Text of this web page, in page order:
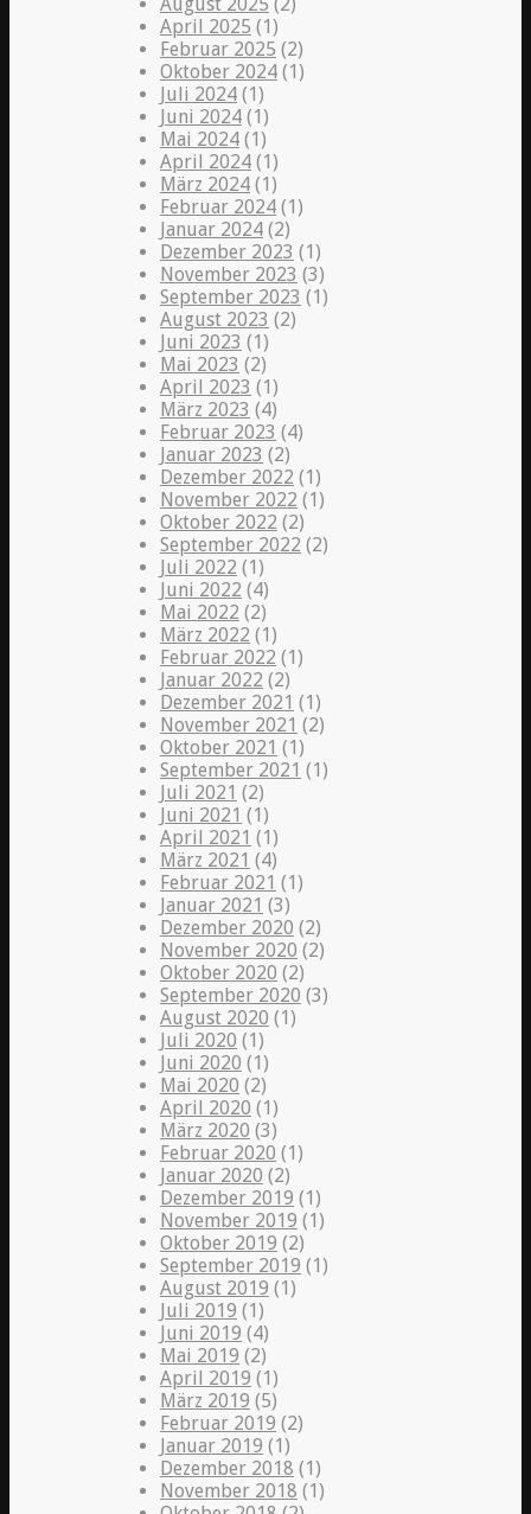
August 2025 (2)
April 2025 (1)
Februar 2025 (2)
Oktober 2024 (1)
Juli 2024 (1)
Juni 2024 (1)
Mai 2024 (1)
April 2024 (1)
März 2024 (1)
Februar 2024 (1)
Januar 2024 (2)
Dezember 2023 (1)
November 2023 (3)
September 2023 (1)
August 2023 (2)
Juni 2023 (1)
Mai 2023 (2)
April 2023 (1)
März 2023 (4)
Februar 2023 (4)
Januar 2023 (2)
Dezember 2022 (1)
November 2022 (1)
Oktober 2022 (2)
September 2022 (2)
Juli 2022 (1)
Juni 2022 (4)
Mai 2022 (2)
März 2022 (1)
Februar 2022 (1)
Januar 2022 (2)
Dezember 2021 (1)
November 2021 (2)
Oktober 2021 (1)
September 2021 (1)
Juli 2021 (2)
Juni 2021 (1)
April 2021 (1)
März 2021 (4)
Februar 2021 (1)
Januar 2021 (3)
Dezember 2020 (2)
November 2020 (2)
Oktober 2020 (2)
September 2020 (3)
August 2020 (1)
Juli 2020 (1)
Juni 2020 (1)
Mai 2020 (2)
April 2020 (1)
März 2020 (3)
Februar 2020 (1)
Januar 2020 (2)
Dezember 2019 (1)
November 2019 (1)
Oktober 2019 (2)
September 2019 (1)
August 2019 (1)
Juli 2019 (1)
Juni 2019 (4)
Mai 2019 (2)
April 2019 (1)
März 2019 (5)
Februar 2019 (2)
Januar 2019 (1)
Dezember 2018 (1)
November 2018 (1)